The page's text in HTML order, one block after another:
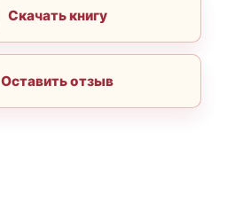
Скачать книгу
Оставить отзыв